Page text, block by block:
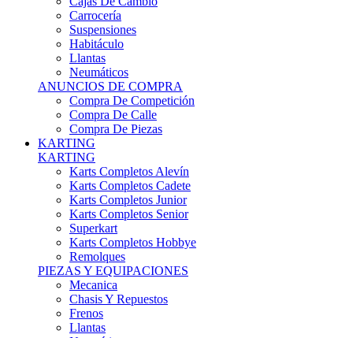
Superkart
Karts Completos Hobbye
Remolques
PIEZAS Y EQUIPACIONES
Mecanica
Chasis Y Repuestos
Frenos
Llantas
Neumáticos
Equipación Adultos
Equipación Niños
Resto De Piezas
ANUNCIOS DE COMPRA
Compra De Karts
Compra De Piezas
BARQUETAS, FÓRMULAS Y CM
BARQUETAS, FÓRMULAS Y CM
Barquetas
Fórmulas
Cm
Prototipos
Remolques
PIEZAS Y EQUIPACIONES